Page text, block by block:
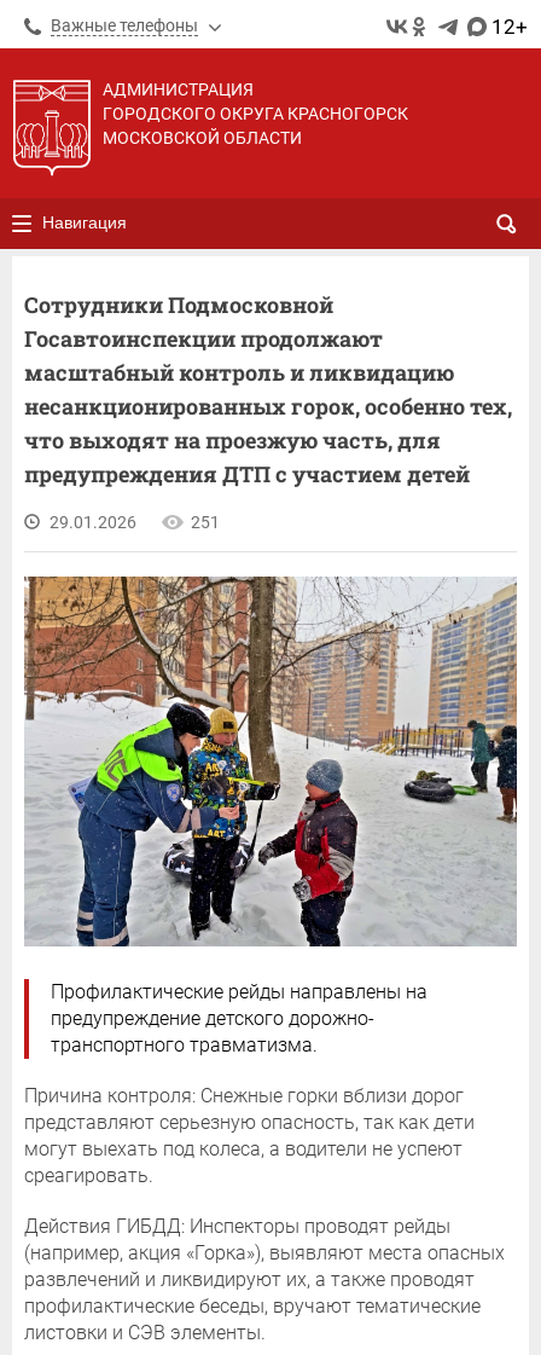
Важные телефоны 12+
АДМИНИСТРАЦИЯ
ГОРОДСКОГО ОКРУГА КРАСНОГОРСК
МОСКОВСКОЙ ОБЛАСТИ
Навигация
Сотрудники Подмосковной
Госавтоинспекции продолжают
масштабный контроль и ликвидацию
несанкционированных горок, особенно тех,
что выходят на проезжую часть, для
предупреждения ДТП с участием детей
29.01.2026 251
Профилактические рейды направлены на
предупреждение детского дорожно-
транспортного травматизма.
Причина контроля: Снежные горки вблизи дорог
представляют серьезную опасность, так как дети
могут выехать под колеса, а водители не успеют
среагировать.
Действия ГИБДД: Инспекторы проводят рейды
(например, акция «Горка»), выявляют места опасных
развлечений и ликвидируют их, а также проводят
профилактические беседы, вручают тематические
листовки и СЭВ элементы.